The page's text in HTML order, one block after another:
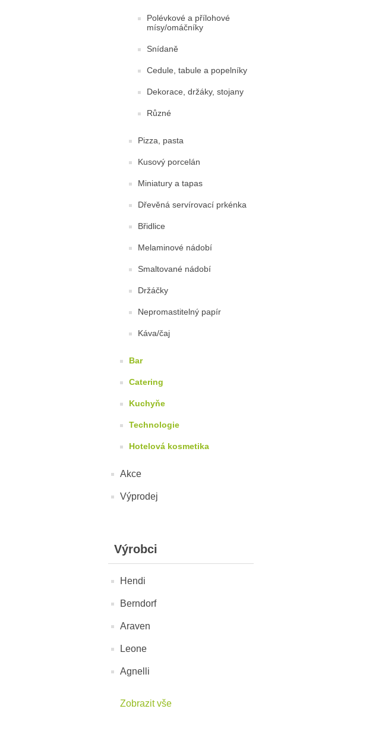
Polévkové a přílohové
mísy/omáčníky
Snídaně
Cedule, tabule a popelníky
Dekorace, držáky, stojany
Různé
Pizza, pasta
Kusový porcelán
Miniatury a tapas
Dřevěná servírovací prkénka
Břidlice
Melaminové nádobí
Smaltované nádobí
Držáčky
Nepromastitelný papír
Káva/čaj
Bar
Catering
Kuchyňe
Technologie
Hotelová kosmetika
Akce
Výprodej
Výrobci
Hendi
Berndorf
Araven
Leone
Agnelli
Zobrazit vše